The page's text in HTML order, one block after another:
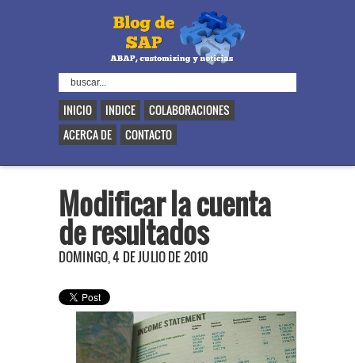
INICIO INDICE
COLABORACIONES
ACERCA DE
CONTACTO
Modificar la cuenta
de resultados
DOMINGO, 4 DE JULIO DE 2010